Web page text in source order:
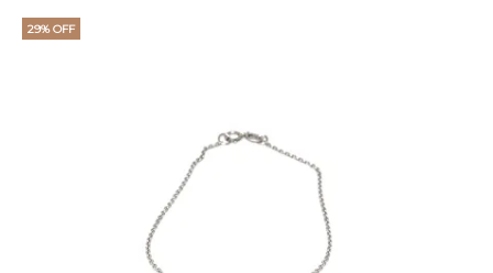
29% OFF